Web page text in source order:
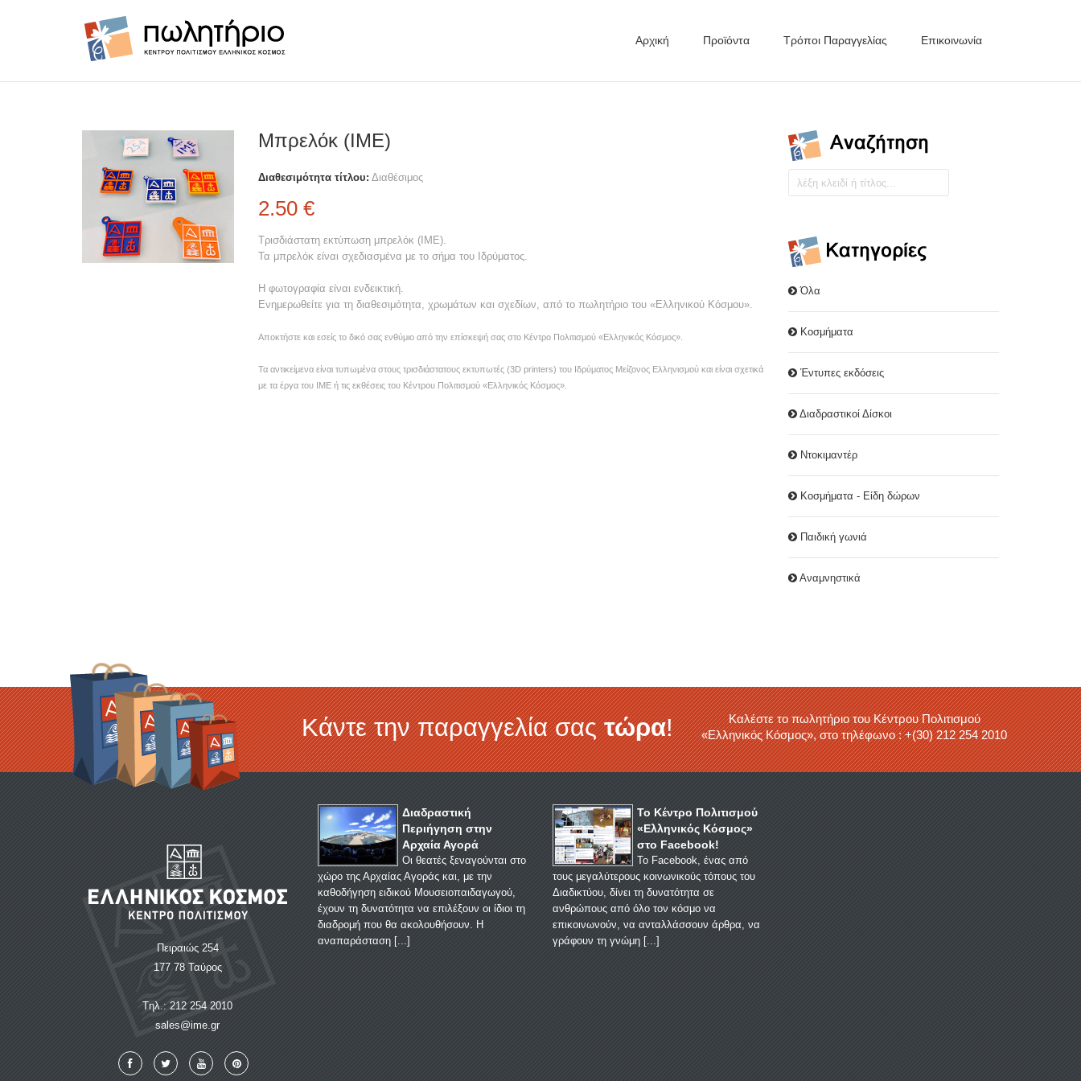
Αρχική Προϊόντα Τρόποι Παραγγελίας Επικοινωνία
Mπρελόκ (IME)
Διαθεσιμότητα τίτλου: Διαθέσιμος
2.50 €
Τρισδιάστατη εκτύπωση μπρελόκ (IME).
Τα μπρελόκ είναι σχεδιασμένα με το σήμα του Ιδρύματος.
Η φωτογραφία είναι ενδεικτική.
Ενημερωθείτε για τη διαθεσιμότητα, χρωμάτων και σχεδίων, από το πωλητήριο του «Ελληνικού Κόσμου».
Αποκτήστε και εσείς το δικό σας ενθύμιο από την επίσκεψή σας στο Κέντρο Πολιτισμού «Ελληνικός Κόσμος».
Τα αντικείμενα είναι τυπωμένα στους τρισδιάστατους εκτυπωτές (3D printers) του Ιδρύματος Μείζονος Ελληνισμού και είναι σχετικά
με τα έργα του ΙΜΕ ή τις εκθέσεις του Κέντρου Πολιτισμού «Ελληνικός Κόσμος».
Όλα
Κοσμήματα
Έντυπες εκδόσεις
Διαδραστικοί Δίσκοι
Ντοκιμαντέρ
Κοσμήματα - Είδη δώρων
Παιδική γωνιά
Αναμνηστικά
Κάντε την παραγγελία σαςτώρα!
Καλέστε το πωλητήριο του Κέντρου Πολιτισμού
«Ελληνικός Κόσμος», στο τηλέφωνο : +(30) 212 254 2010
Πειραιώς 254
177 78 Ταύρος
Tηλ.: 212 254 2010
sales@ime.gr
Διαδραστική
Περιήγηση στην
Αρχαία Αγορά
Οι θεατές ξεναγούνται στο
χώρο της Αρχαίας Αγοράς και, με την
καθοδήγηση ειδικού Μουσειοπαιδαγωγού,
έχουν τη δυνατότητα να επιλέξουν οι ίδιοι τη
διαδρομή που θα ακολουθήσουν. Η
αναπαράσταση [...]
Το Κέντρο Πολιτισμού
«Ελληνικός Κόσμος»
στο Facebook!
Το Facebook, ένας από
τους μεγαλύτερους κοινωνικούς τόπους του
Διαδικτύου, δίνει τη δυνατότητα σε
ανθρώπους από όλο τον κόσμο να
επικοινωνούν, να ανταλλάσσουν άρθρα, να
γράφουν τη γνώμη [...]